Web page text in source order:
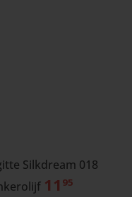
Silkdream 018
11 95